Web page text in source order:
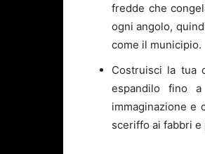
fredde che
ogni angolo,
come il municipio.
Costruisci la tua
espandilo fino
immaginazione e
sceriffo ai fabbri